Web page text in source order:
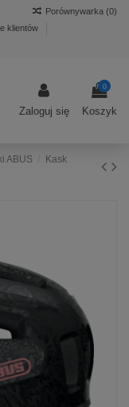
klientów
Porównywarka (0)
Zaloguj się
0
Koszyk
ABUS
Kask